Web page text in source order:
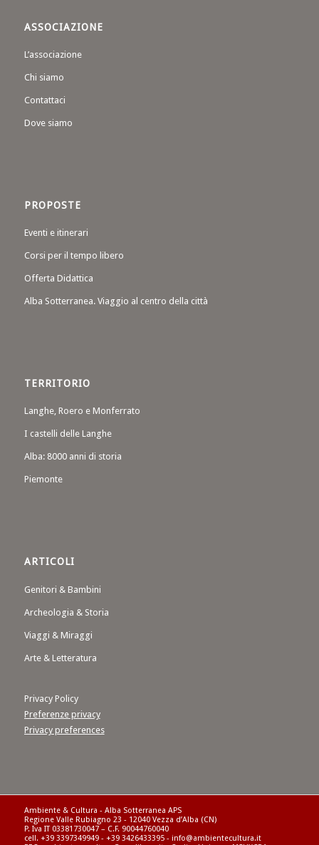
ASSOCIAZIONE
L’associazione
Chi siamo
Contattaci
Dove siamo
PROPOSTE
Eventi e itinerari
Corsi per il tempo libero
Offerta Didattica
Alba Sotterranea. Viaggio al centro della città
TERRITORIO
Langhe, Roero e Monferrato
I castelli delle Langhe
Alba: 8000 anni di storia
Piemonte
ARTICOLI
Genitori & Bambini
Archeologia & Storia
Viaggi & Miraggi
Arte & Letteratura
Privacy Policy
Preferenze privacy
Privacy preferences
Ambiente & Cultura - Alba Sotterranea APS
Regione Valle Rubiagno 23 - 12040 Vezza d’Alba (CN)
P. Iva IT 03381730047 – C.F. 90044760040
cell. +39 3397349949 - +39 3426433395 - info@ambientecultura.it